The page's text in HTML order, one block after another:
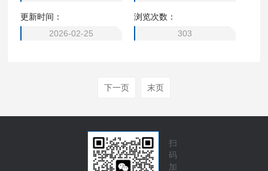
更新时间：
2026-02-25
浏览次数：
303
下一页 末页
扫
码
加